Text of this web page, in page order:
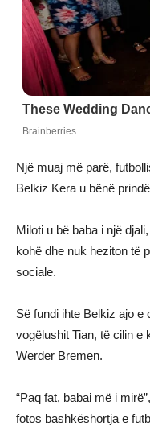
Një muaj më parë,
Belkiz Kera u bënë
Miloti u bë baba i një
kohë dhe nuk heziton të
sociale.
Së fundi ihte Belkiz ajo
vogëlushit Tian, të cilin e
Werder Bremen.
“Paq fat, babai më i
fotos bashkëshortja e